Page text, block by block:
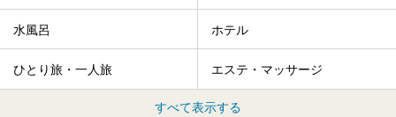
水風呂 ホテル
ひとり旅・一人旅 エステ・マッサージ
すべて表示する